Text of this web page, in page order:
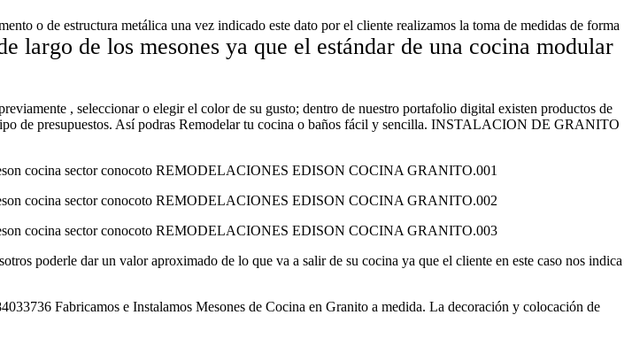
o de estructura metálica una vez indicado este dato por el cliente realizamos la toma de medidas de forma
largo de los mesones ya que el estándar de una cocina modular
, seleccionar o elegir el color de su gusto; dentro de nuestro portafolio digital existen productos de
de presupuestos. Así podras Remodelar tu cocina o baños fácil y sencilla. INSTALACION DE GRANITO
poderle dar un valor aproximado de lo que va a salir de su cocina ya que el cliente en este caso nos indica
Fabricamos e Instalamos Mesones de Cocina en Granito a medida. La decoración y colocación de